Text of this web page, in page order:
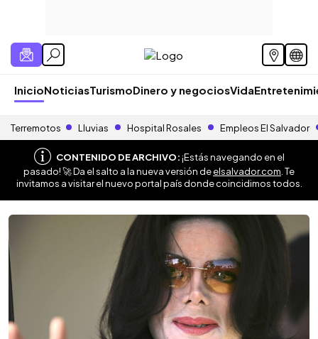
InicioNoticiasTurismoDinero y negociosVida
Terremotos Lluvias Hospital Rosales Empleos El Salvador
CONTENIDO DE ARCHIVO:¡Estás navegando en el
pasado! 🚀 Da el salto a la nueva versión deelsalvador.com . Te
invitamos a visitar el nuevo portal país donde coincidimos todos.